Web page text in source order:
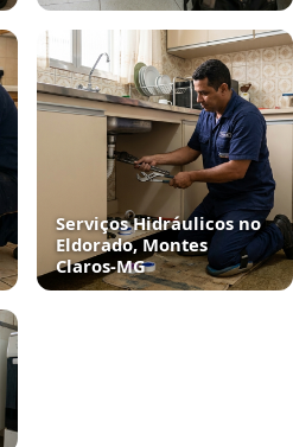
Serviços Hidráulicos no
Eldorado, Montes
Claros‑MG